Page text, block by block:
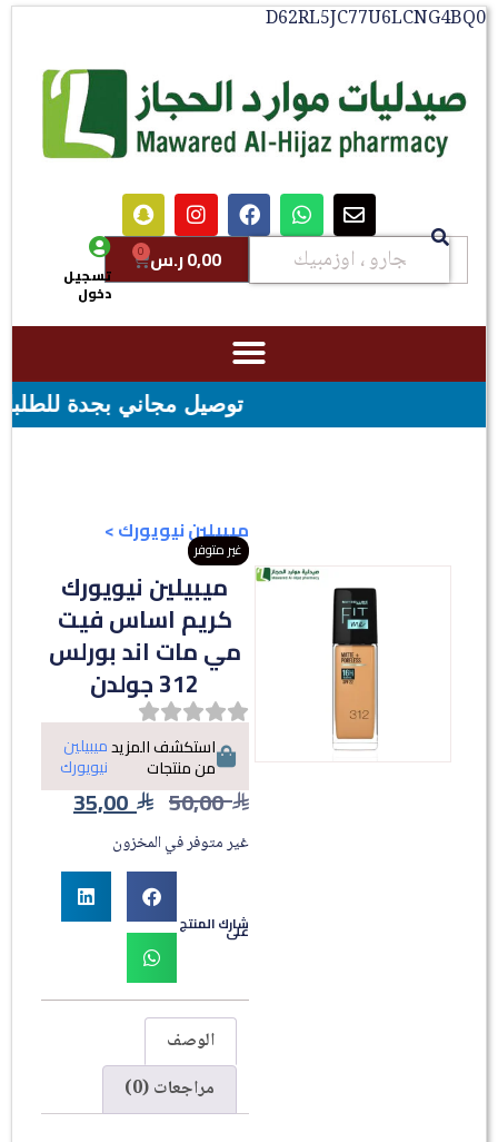
D62RL5JC77U6LCNG4BQ0
0,00ر.س 0
تسجيل
دخول
توصيل مجاني بجدة للطلبات فوق قيمه ال ١٠٠ ريال - شحن مجاني
ميبيلين نيويورك>
غير متوفر
ميبيلين نيويورك
كريم اساس فيت
مي مات اند بورلس
312 جولدن
استكشف المزيد
من منتجات
ميبيلين
نيويورك
50,00
35,00
غير متوفر في المخزون
شارك المنتج
على
الوصف
مراجعات (0)